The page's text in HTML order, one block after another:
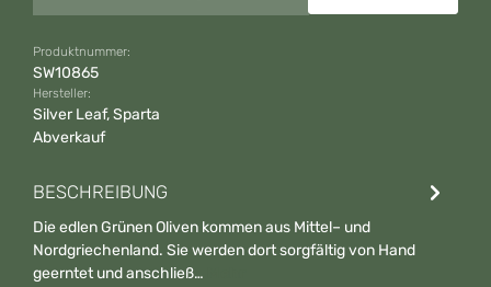
Produktnummer:
SW10865
Hersteller:
Silver Leaf, Sparta
Abverkauf
BESCHREIBUNG
Die edlen Grünen Oliven kommen aus Mittel– und
Nordgriechenland. Sie werden dort sorgfältig von Hand
geerntet und anschließ…